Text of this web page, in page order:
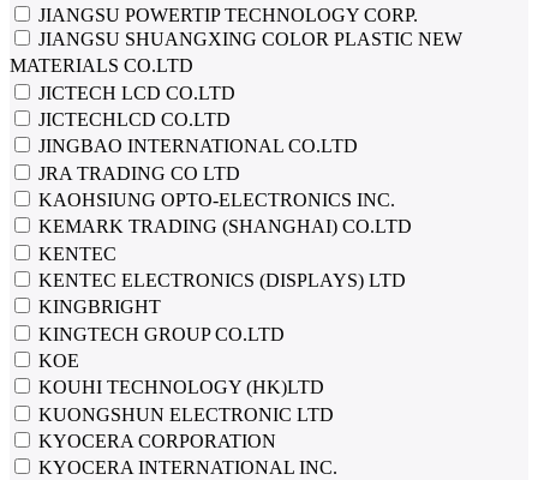
JIANGSU POWERTIP TECHNOLOGY CORP.
JIANGSU SHUANGXING COLOR PLASTIC NEW
MATERIALS CO.LTD
JICTECH LCD CO.LTD
JICTECHLCD CO.LTD
JINGBAO INTERNATIONAL CO.LTD
JRA TRADING CO LTD
KAOHSIUNG OPTO-ELECTRONICS INC.
KEMARK TRADING (SHANGHAI) CO.LTD
KENTEC
KENTEC ELECTRONICS (DISPLAYS) LTD
KINGBRIGHT
KINGTECH GROUP CO.LTD
KOE
KOUHI TECHNOLOGY (HK)LTD
KUONGSHUN ELECTRONIC LTD
KYOCERA CORPORATION
KYOCERA INTERNATIONAL INC.